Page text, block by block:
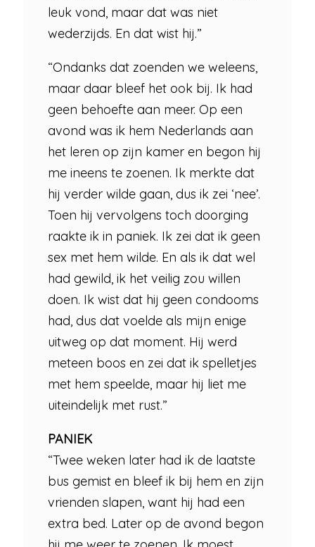
leuk vond, maar dat was niet
wederzijds. En dat wist hij.”
“Ondanks dat zoenden we weleens,
maar daar bleef het ook bij. Ik had
geen behoefte aan meer. Op een
avond was ik hem Nederlands aan
het leren op zijn kamer en begon hij
me ineens te zoenen. Ik merkte dat
hij verder wilde gaan, dus ik zei ‘nee’.
Toen hij vervolgens toch doorging
raakte ik in paniek. Ik zei dat ik geen
sex met hem wilde. En als ik dat wel
had gewild, ik het veilig zou willen
doen. Ik wist dat hij geen condooms
had, dus dat voelde als mijn enige
uitweg op dat moment. Hij werd
meteen boos en zei dat ik spelletjes
met hem speelde, maar hij liet me
uiteindelijk met rust.”
PANIEK
“Twee weken later had ik de laatste
bus gemist en bleef ik bij hem en zijn
vrienden slapen, want hij had een
extra bed. Later op de avond begon